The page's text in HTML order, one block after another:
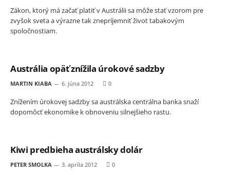
Zákon, ktorý má začať platiť v Austrálii sa môže stať vzorom pre
zvyšok sveta a výrazne tak znepríjemniť život tabakovým
spoločnostiam.
Austrália opäť znížila úrokové sadzby
MARTIN KIABA 6. júna 2012 0
Znížením úrokovej sadzby sa austrálska centrálna banka snaží
dopomôcť ekonomike k obnoveniu silnejšieho rastu.
Kiwi predbieha austrálsky dolár
PETER SMOLKA 3. apríla 2012 0